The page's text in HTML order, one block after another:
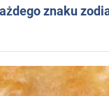
znaku